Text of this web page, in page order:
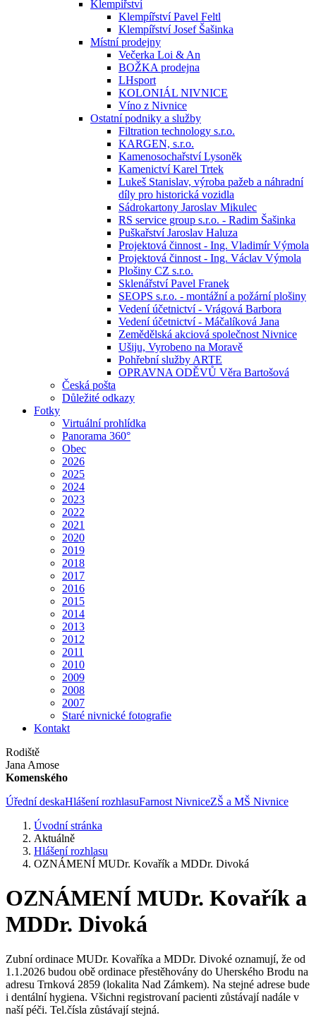
Klempířství
Klempířství Pavel Feltl
Klempířství Josef Šašinka
Místní prodejny
Večerka Loi & An
BOŽKA prodejna
LHsport
KOLONIÁL NIVNICE
Víno z Nivnice
Ostatní podniky a služby
Filtration technology s.r.o.
KARGEN, s.r.o.
Kamenosochařství Lysoněk
Kamenictví Karel Trtek
Lukeš Stanislav, výroba pažeb a náhradní
díly pro historická vozidla
Sádrokartony Jaroslav Mikulec
RS service group s.r.o. - Radim Šašinka
Puškařství Jaroslav Haluza
Projektová činnost - Ing. Vladimír Výmola
Projektová činnost - Ing. Václav Výmola
Plošiny CZ s.r.o.
Sklenářství Pavel Franek
SEOPS s.r.o. - montážní a požární plošiny
Vedení účetnictví - Vrágová Barbora
Vedení účetnictví - Máčalíková Jana
Zemědělská akciová společnost Nivnice
Ušiju, Vyrobeno na Moravě
Pohřební služby ARTE
OPRAVNA ODĚVŮ Věra Bartošová
Česká pošta
Důležité odkazy
Fotky
Virtuální prohlídka
Panorama 360°
Obec
2026
2025
2024
2023
2022
2021
2020
2019
2018
2017
2016
2015
2014
2013
2012
2011
2010
2009
2008
2007
Staré nivnické fotografie
Kontakt
Rodiště
Jana Amose
Komenského
Úřední deskaHlášení rozhlasuFarnost NivniceZŠ a MŠ Nivnice
Úvodní stránka
Aktuálně
Hlášení rozhlasu
OZNÁMENÍ MUDr. Kovařík a MDDr. Divoká
OZNÁMENÍ MUDr. Kovařík a
MDDr. Divoká
Zubní ordinace MUDr. Kovaříka a MDDr. Divoké oznamují, že od
1.1.2026 budou obě ordinace přestěhovány do Uherského Brodu na
adresu Trnková 2859 (lokalita Nad Zámkem). Na stejné adrese bude
i dentální hygiena. Všichni registrovaní pacienti zůstávají nadále v
naší péči. Tel.čísla zůstávají stejná.